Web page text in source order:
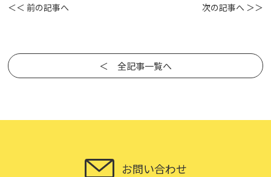
＜＜ 前の記事へ 次の記事へ ＞＞
＜ 全記事一覧へ
お問い合わせ